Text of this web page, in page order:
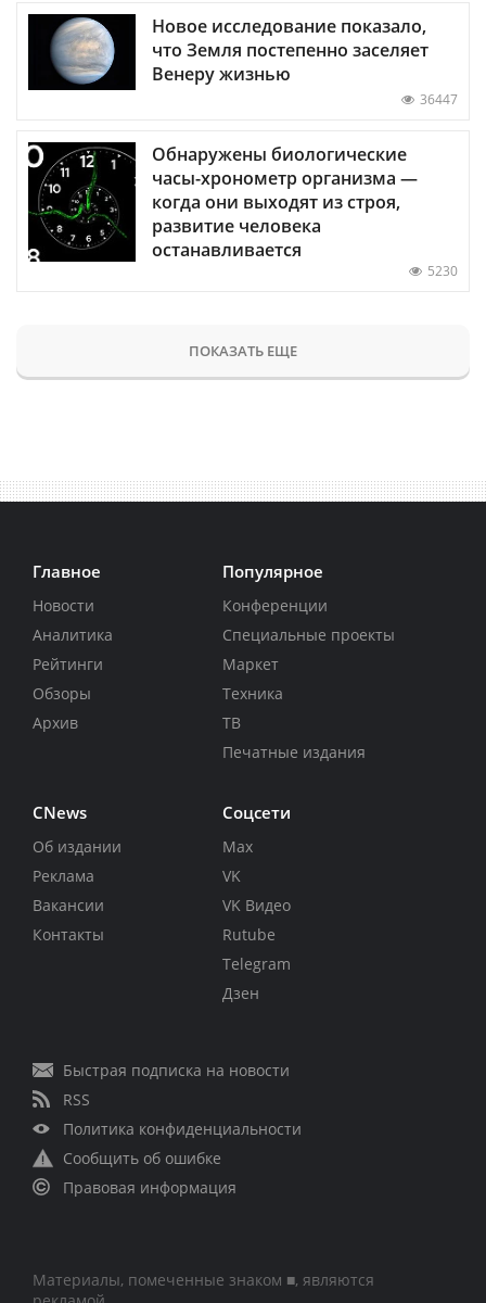
Новое исследование показало,
что Земля постепенно заселяет
Венеру жизнью
36447
Обнаружены биологические
часы-хронометр организма —
когда они выходят из строя,
развитие человека
останавливается
5230
ПОКАЗАТЬ ЕЩЕ
Главное
Новости
Аналитика
Рейтинги
Обзоры
Архив
Популярное
Конференции
Специальные проекты
Маркет
Техника
ТВ
Печатные издания
CNews
Об издании
Реклама
Вакансии
Контакты
Соцсети
Max
VK
VK Видео
Rutube
Telegram
Дзен
Быстрая подписка на новости
RSS
Политика конфиденциальности
Сообщить об ошибке
Правовая информация
Материалы, помеченные знаком ■, являются